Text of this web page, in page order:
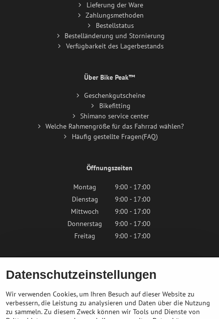
Lieferung der Ware
Zahlungsmethoden
Bestellstatus
Bestelländerung und Stornierung
Verfügbarkeit des Lagerbestands
Über Bike Peak™
Geschenkgutscheine
Bikefitting
Shimano service center
Welche Rahmengröße für das Fahrrad wählen?
Häufig gestellte Fragen(FAQ)
Öffnungszeiten
Montag
9:00 - 17:00
Dienstag
9:00 - 17:00
Mittwoch
9:00 - 17:00
Donnerstag
9:00 - 17:00
Freitag
9:00 - 17:00
Samstag
9:00 - 12:00
Sonntag
Geschlossen
Kontaktieren Sie uns
Datenschutzeinstellungen
Wir verwenden Cookies, um Ihren Besuch auf dieser Website zu
verbessern, die Leistung zu analysieren und Daten über die Nutzung
zu sammeln. Zu diesem Zweck können wir Tools und Dienste von